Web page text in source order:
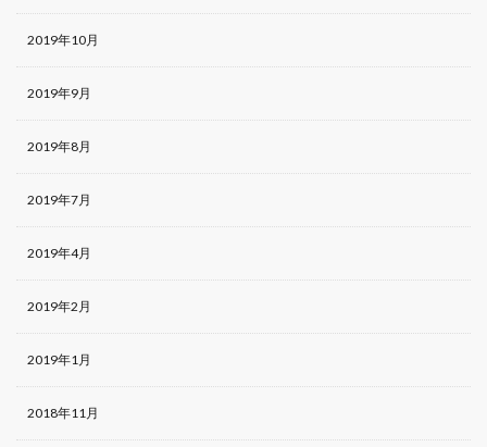
2019年10月
2019年9月
2019年8月
2019年7月
2019年4月
2019年2月
2019年1月
2018年11月